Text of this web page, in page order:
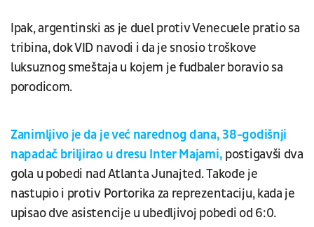
Ipak, argentinski as je duel protiv Venecuele pratio sa
tribina, dok VID navodi i da je snosio troškove
luksuznog smeštaja u kojem je fudbaler boravio sa
porodicom.
Zanimljivo je da je već narednog dana, 38-godišnji
napadač briljirao u dresu Inter Majami, postigavši dva
gola u pobedi nad Atlanta Junajted. Takođe je
nastupio i protiv Portorika za reprezentaciju, kada je
upisao dve asistencije u ubedljivoj pobedi od 6:0.